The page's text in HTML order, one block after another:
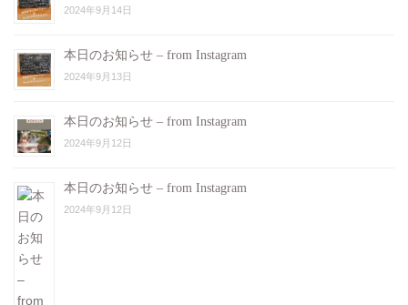
2024年9月14日
本日のお知らせ – from Instagram
2024年9月13日
本日のお知らせ – from Instagram
2024年9月12日
本日のお知らせ – from Instagram
2024年9月12日